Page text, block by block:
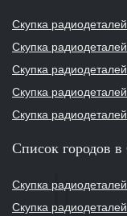
Скупка
Скупка
Скупка
Скупка
Скупка
Список городов
Скупка
Скупка